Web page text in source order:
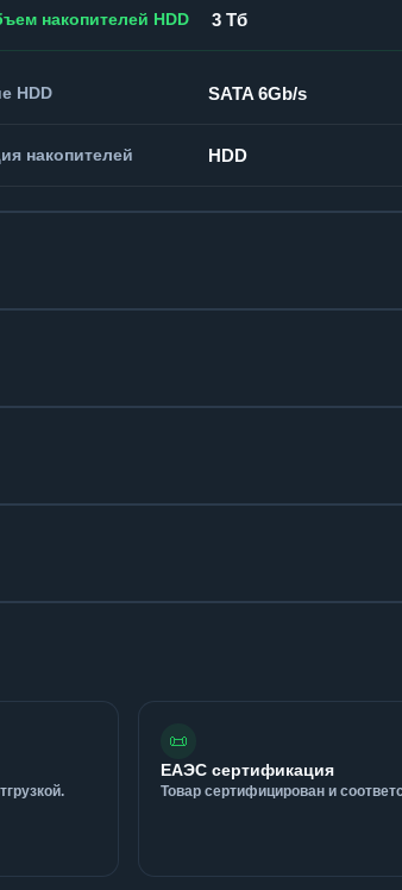
накопителей HDD 3 Тб
HDD SATA 6Gb/s
накопителей HDD
📜
ЕАЭС сертификация
Товар сертифицирован и